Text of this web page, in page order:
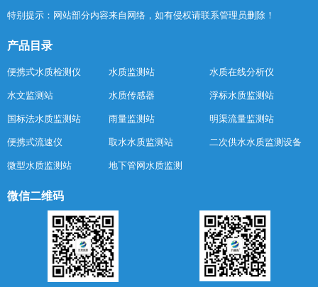
特别提示：网站部分内容来自网络，如有侵权请联系管理员删除！
产品目录
便携式水质检测仪 水质监测站 水质在线分析仪
水文监测站 水质传感器 浮标水质监测站
国标法水质监测站 雨量监测站 明渠流量监测站
便携式流速仪 取水水质监测站 二次供水水质监测设备
微型水质监测站 地下管网水质监测
微信二维码